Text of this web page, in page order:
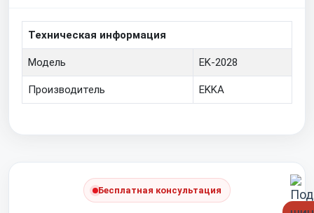
Техническая информация
Модель EK-2028
Производитель EKKA
Бесплатная консультация